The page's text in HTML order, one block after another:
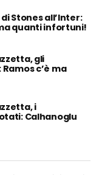
Stones all’Inter:
quanti infortuni!
gli
c’è ma
i
Calhanoglu